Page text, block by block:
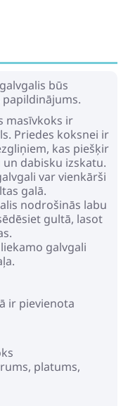
būs
masīvkoks ir
Priedes koksnei ir
kas piešķir
dabisku izskatu.
var vienkārši
galā.
nodrošinās labu
gultā, lasot
galvgali
ir pievienota
platums,